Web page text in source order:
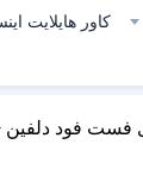
کاور هایلایت
فست فود دلفین +